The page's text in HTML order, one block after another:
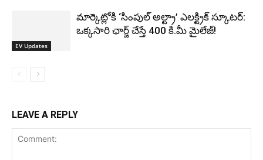
EV Updates
మార్కెట్లోకి ‘సింపుల్ అల్ట్రా’ ఎలక్ట్రిక్ స్కూటర్:
ఒక్కసారి ఛార్జ్ చేస్తే 400 కి.మీ మైలేజ్!
LEAVE A REPLY